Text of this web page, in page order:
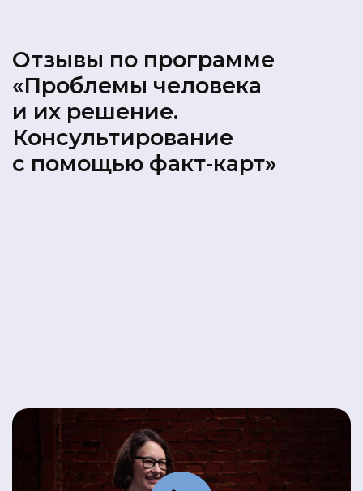
Отзывы по программе
«Проблемы человека
и их решение.
Консультирование
с помощью факт-карт»